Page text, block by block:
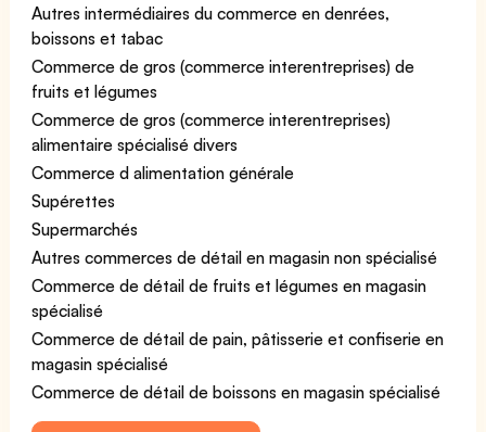
Autres intermédiaires du commerce en denrées,
boissons et tabac
Commerce de gros (commerce interentreprises) de
fruits et légumes
Commerce de gros (commerce interentreprises)
alimentaire spécialisé divers
Commerce d alimentation générale
Supérettes
Supermarchés
Autres commerces de détail en magasin non spécialisé
Commerce de détail de fruits et légumes en magasin
spécialisé
Commerce de détail de pain, pâtisserie et confiserie en
magasin spécialisé
Commerce de détail de boissons en magasin spécialisé